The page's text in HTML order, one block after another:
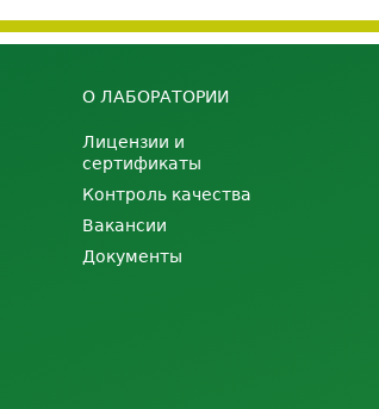
О ЛАБОРАТОРИИ
Лицензии и
сертификаты
Контроль качества
Вакансии
Документы